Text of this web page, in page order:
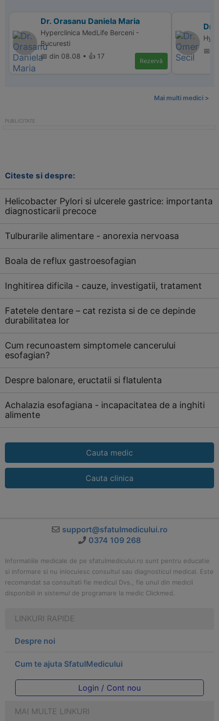
Dr. Orasanu Daniela Maria
Hyperclinica MedLife Berceni -
Bucuresti
📅 din 08.08 • 👍 17
Rezervă
Dr.
📅
Mai multi medici >
Citeste si despre:
Helicobacter Pylori si ulcerele gastrice: importanta
diagnosticarii precoce
Tulburarile alimentare - anorexia nervoasa
Boala de reflux gastroesofagian
Inghitirea dificila - cauze, investigatii, tratament
Fatetele dentare – cat rezista si de ce depinde
durabilitatea lor
Cum recunoastem simptomele cancerului
esofagian?
Despre balonare, eructatii si flatulenta
Achalazia esofagiana - incapacitatea de a inghiti
alimente
Cauta medic
Cauta clinica
support@sfatulmedicului.ro
0374 109 268
Informatiile medicale de pe sfatulmedicului.ro sunt pentru educatie
si informare si nu inlocuiesc consultul sau diagnosticul medical. Este
recomandat sa consultati fie medicul Dvs., fie unul din medicii
disponibili in sistemul de programare la medic Clickmed.
LINKURI RAPIDE
Despre noi
Cum te ajuta SfatulMedicului
Login / Cont nou
MAI MULTE LINKURI